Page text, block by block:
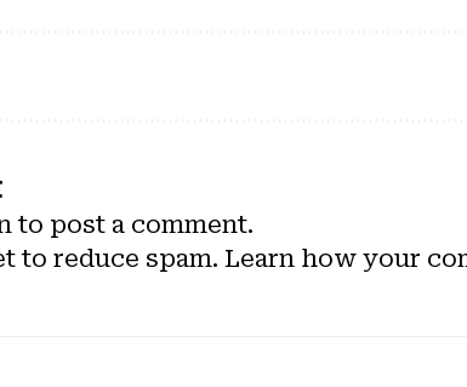
to post a comment.
to reduce spam. Learn how your